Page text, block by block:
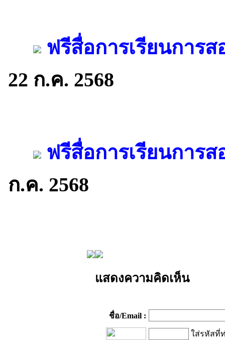
ฟรีสื่อการเรียนการ
22 ก.ค. 2568
ฟรีสื่อการเรียนการ
ก.ค. 2568
แสดงความคิดเห็น
ชื่อ/Email :
ใส่รหัสที่